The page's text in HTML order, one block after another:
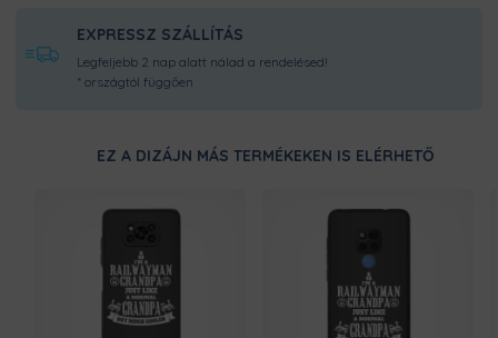
EXPRESSZ SZÁLLÍTÁS
Legfeljebb 2 nap alatt nálad a rendelésed!
* országtól függően
EZ A DIZÁJN MÁS TERMÉKEKEN IS ELÉRHETŐ